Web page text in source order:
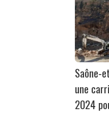
Saône-
une
2024